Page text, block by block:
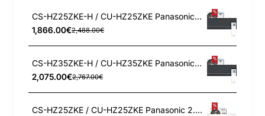
CS-HZ25ZKE-H / CU-HZ25ZKE Panasonic 2.5/3.2 kW šilumos siurblys
1,866.00€2,488.00€
CS-HZ35ZKE-H / CU-HZ35ZKE Panasonic 3.5/4.2 kW šilumos siurblys
2,075.00€2,767.00€
CS-HZ25ZKE / CU-HZ25ZKE Panasonic 2.5/3.2 kW šilumos siurblys